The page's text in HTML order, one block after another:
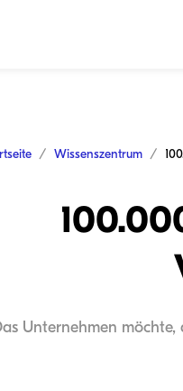
Wissenszentrum
Unternehmen